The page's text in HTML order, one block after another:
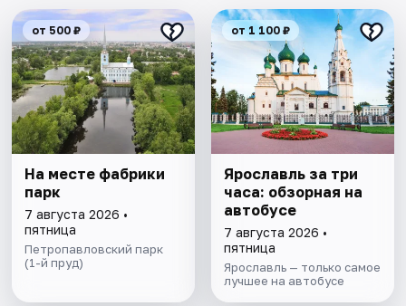
от 500 ₽
На месте фабрики
парк
7 августа 2026 •
пятница
Петропавловский парк
(1-й пруд)
от 1 100 ₽
Ярославль за три
часа: обзорная на
автобусе
7 августа 2026 •
пятница
Ярославль — только самое
лучшее на автобусе